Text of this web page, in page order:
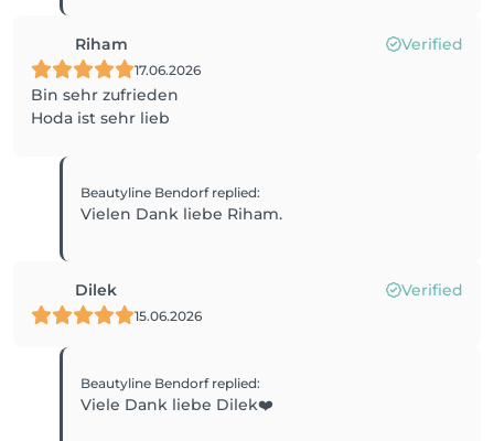
Riham Verified
17.06.2026
Bin sehr zufrieden
Hoda ist sehr lieb
Beautyline Bendorf replied:
Vielen Dank liebe Riham.
Dilek Verified
15.06.2026
Beautyline Bendorf replied:
Viele Dank liebe Dilek❤️